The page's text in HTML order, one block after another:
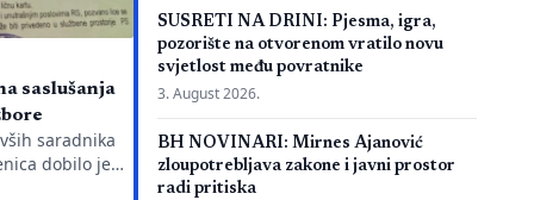
saslušanja
saradnika
dobilo je
policijsku
SUSRETI NA DRINI: Pjesma, igra,
pozorište na otvorenom vratilo novu
svjetlost među povratnike
3. August 2026.
BH NOVINARI: Mirnes Ajanović
zloupotrebljava zakone i javni prostor
radi pritiska